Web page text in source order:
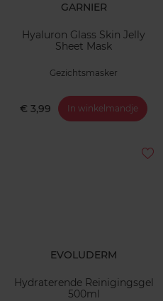
GARNIER
Hyaluron Glass Skin Jelly
Sheet Mask
Gezichtsmasker
€ 3,99 In winkelmandje
EVOLUDERM
Hydraterende Reinigingsgel
500ml